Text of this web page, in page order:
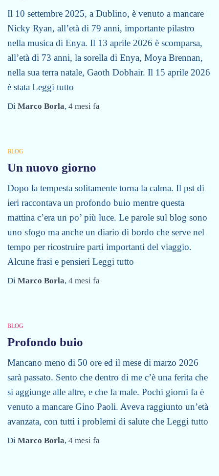
Il 10 settembre 2025, a Dublino, è venuto a mancare
Nicky Ryan, all’età di 79 anni, importante pilastro
nella musica di Enya. Il 13 aprile 2026 è scomparsa,
all’età di 73 anni, la sorella di Enya, Moya Brennan,
nella sua terra natale, Gaoth Dobhair. Il 15 aprile 2026
è stata Leggi tutto
Di Marco Borla, 4 mesi fa
BLOG
Un nuovo giorno
Dopo la tempesta solitamente torna la calma. Il pst di
ieri raccontava un profondo buio mentre questa
mattina c’era un po’ più luce. Le parole sul blog sono
uno sfogo ma anche un diario di bordo che serve nel
tempo per ricostruire parti importanti del viaggio.
Alcune frasi e pensieri Leggi tutto
Di Marco Borla, 4 mesi fa
BLOG
Profondo buio
Mancano meno di 50 ore ed il mese di marzo 2026
sarà passato. Sento che dentro di me c’è una ferita che
si aggiunge alle altre, e che fa male. Pochi giorni fa è
venuto a mancare Gino Paoli. Aveva raggiunto un’età
avanzata, con tutti i problemi di salute che Leggi tutto
Di Marco Borla, 4 mesi fa